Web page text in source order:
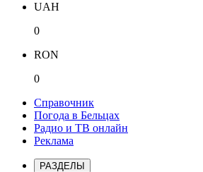
UAH
0
RON
0
Справочник
Погода в Бельцах
Радио и ТВ онлайн
Реклама
РАЗДЕЛЫ